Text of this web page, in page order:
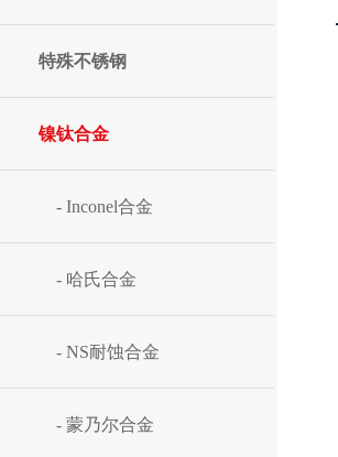
特殊不锈钢
镍钛合金
- Inconel合金
- 哈氏合金
- NS耐蚀合金
- 蒙乃尔合金